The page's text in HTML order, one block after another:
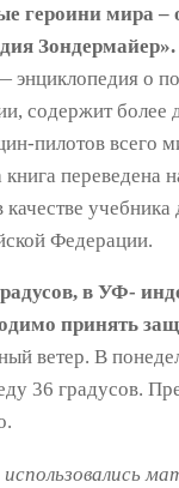
героини мира –
Зондермайер».
энциклопедия о
содержит более
пилотов всего
переведена
качестве
Федерации.
в УФ-
принять
ветер. В
36 градусов.